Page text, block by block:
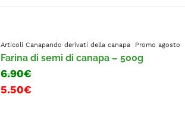
Articoli Canapandoderivati della canapa Promo agosto
Farina di semi di canapa – 500g
6.90€
5.50€